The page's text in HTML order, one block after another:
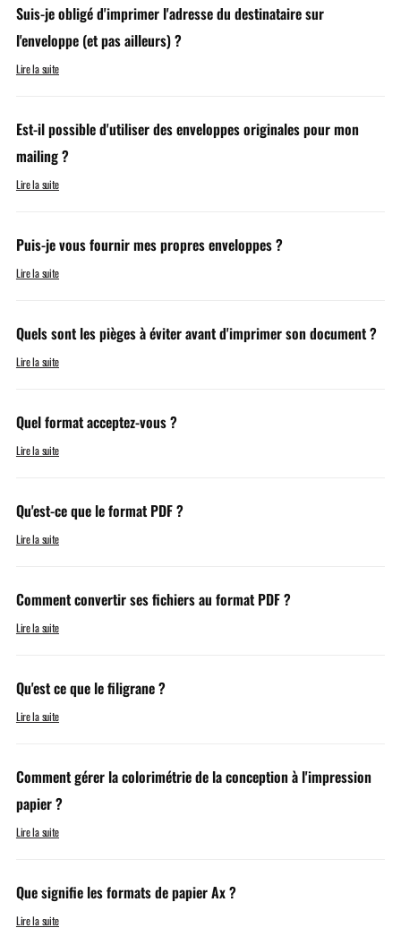
Suis-je obligé d'imprimer l'adresse du destinataire sur
l'enveloppe (et pas ailleurs) ?
Lire la suite
Est-il possible d'utiliser des enveloppes originales pour mon
mailing ?
Lire la suite
Puis-je vous fournir mes propres enveloppes ?
Lire la suite
Quels sont les pièges à éviter avant d'imprimer son document ?
Lire la suite
Quel format acceptez-vous ?
Lire la suite
Qu'est-ce que le format PDF ?
Lire la suite
Comment convertir ses fichiers au format PDF ?
Lire la suite
Qu'est ce que le filigrane ?
Lire la suite
Comment gérer la colorimétrie de la conception à l'impression
papier ?
Lire la suite
Que signifie les formats de papier Ax ?
Lire la suite